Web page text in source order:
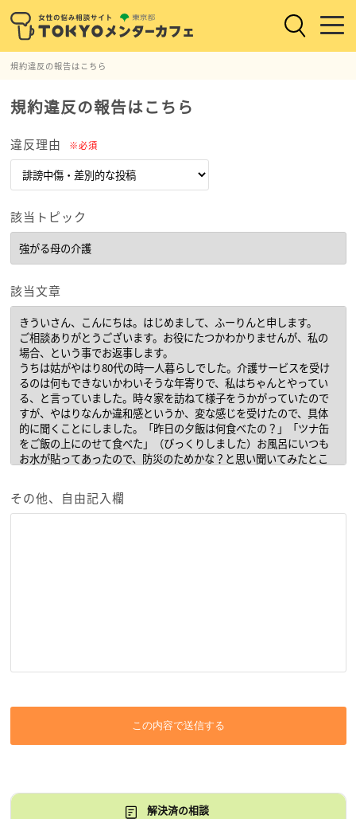
規約違反の報告はこちら
規約違反の報告はこちら
違反理由 ※必須
該当トピック
該当文章
その他、自由記入欄
この内容で送信する
解決済の相談